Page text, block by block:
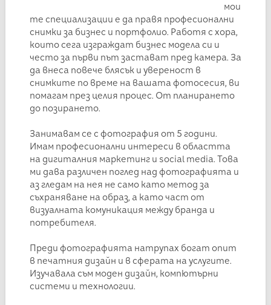
мои
те специализации е да правя професионални
снимки за бизнес и портфолио. Работя с хора,
които сега изграждат бизнес модела си и
често за първи път застават пред камера. За
да внеса повече блясък и увереност в
снимките по време на вашата фотосесия, ви
помагам през целия процес. От планирането
до позирането.
Занимавам се с фотография от 5 години.
Имам професионални интереси в областта
на дигиталния маркетинг и social media. Това
ми дава различен поглед над фотографията и
аз гледам на нея не само като метод за
съхраняване на образ, а като част от
визуалната комуникация между бранда и
потребителя.
Преди фотографията натрупах богат опит
в печатния дизайн и в сферата на услугите.
Изучавала съм моден дизайн, компютърни
системи и технологии.